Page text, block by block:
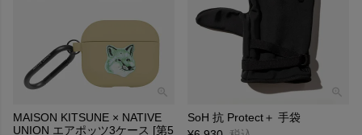
MAISON KITSUNE × NATIVE
UNION エアポッツ3ケース [第5
SoH 抗 Protect＋ 手袋